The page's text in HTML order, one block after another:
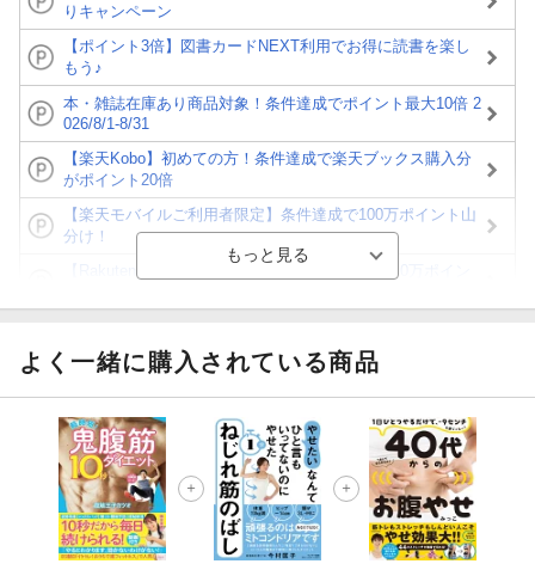
りキャンペーン
【ポイント3倍】図書カードNEXT利用でお得に読書を楽し
もう♪
本・雑誌在庫あり商品対象！条件達成でポイント最大10倍 2
026/8/1-8/31
【楽天Kobo】初めての方！条件達成で楽天ブックス購入分
がポイント20倍
【楽天モバイルご利用者限定】条件達成で100万ポイント山
分け！
が当たる！
楽天モバイル紹介キャンペーンの拡散で300円OFFクーポン
進呈
条件達成で楽天限定・宝塚歌劇 宙組貸切公演ペアチケット
が当たる
よく一緒に購入されている商品